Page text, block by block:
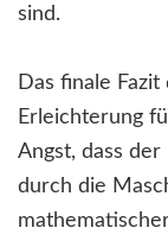
sind.
Das finale
Erleichterung
Angst, dass
durch die